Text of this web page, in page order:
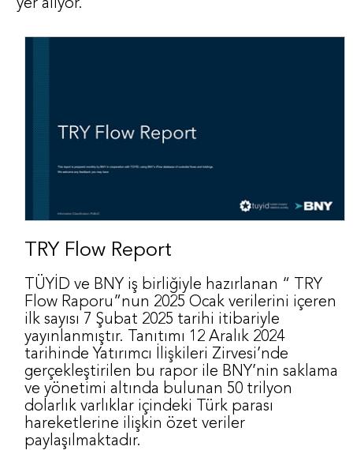
yer alıyor.
TRY Flow Report
TÜYİD ve BNY iş birliğiyle hazırlanan “ TRY
Flow Raporu”nun 2025 Ocak verilerini içeren
ilk sayısı 7 Şubat 2025 tarihi itibariyle
yayınlanmıştır. Tanıtımı 12 Aralık 2024
tarihinde Yatırımcı İlişkileri Zirvesi’nde
gerçekleştirilen bu rapor ile BNY’nin saklama
ve yönetimi altında bulunan 50 trilyon
dolarlık varlıklar içindeki Türk parası
hareketlerine ilişkin özet veriler
paylaşılmaktadır.